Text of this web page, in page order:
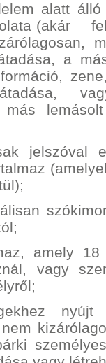
alatt
(akár
a
más
jelszóval
amely
vagy
nyújt